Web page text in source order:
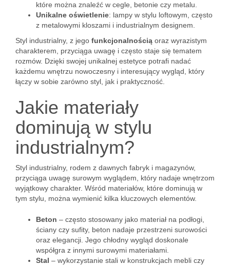
które można znaleźć w cegle, betonie czy metalu.
Unikalne oświetlenie: lampy w stylu loftowym, często
z metalowymi kloszami i industrialnym designem.
Styl industrialny, z jego funkcjonalnością oraz wyrazistym
charakterem, przyciąga uwagę i często staje się tematem
rozmów. Dzięki swojej unikalnej estetyce potrafi nadać
każdemu wnętrzu nowoczesny i interesujący wygląd, który
łączy w sobie zarówno styl, jak i praktyczność.
Jakie materiały
dominują w stylu
industrialnym?
Styl industrialny, rodem z dawnych fabryk i magazynów,
przyciąga uwagę surowym wyglądem, który nadaje wnętrzom
wyjątkowy charakter. Wśród materiałów, które dominują w
tym stylu, można wymienić kilka kluczowych elementów.
Beton – często stosowany jako materiał na podłogi,
ściany czy sufity, beton nadaje przestrzeni surowości
oraz elegancji. Jego chłodny wygląd doskonale
współgra z innymi surowymi materiałami.
Stal – wykorzystanie stali w konstrukcjach mebli czy